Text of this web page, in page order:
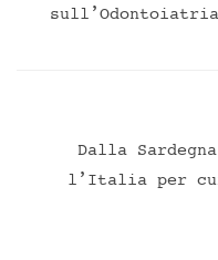
Dalla
l’Italia per